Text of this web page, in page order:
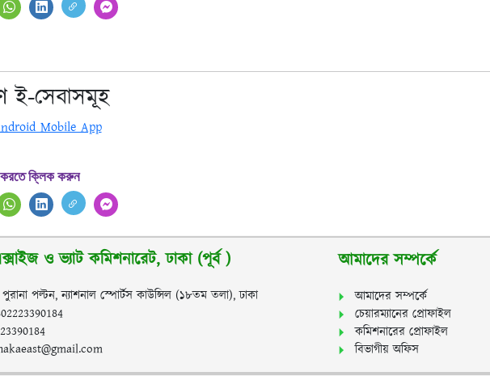
ই-সেবাসমূহ
Mobile App
করতে ক্লিক করুন
ও ভ্যাট কমিশনারেট, ঢাকা (পূর্ব )
পল্টন, ন্যাশনাল স্পোর্টস কাউন্সিল (১৮তম তলা), ঢাকা
আমাদের সম্পর্কে
আমাদের সম্পর্কে
চেয়ারম্যানের প্রোফাইল
কমিশনারের প্রোফাইল
বিভাগীয় অফিস